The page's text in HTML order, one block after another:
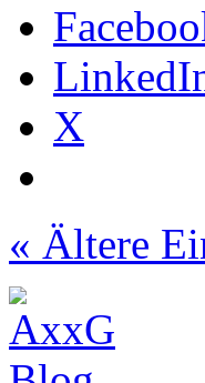
X
« Ältere